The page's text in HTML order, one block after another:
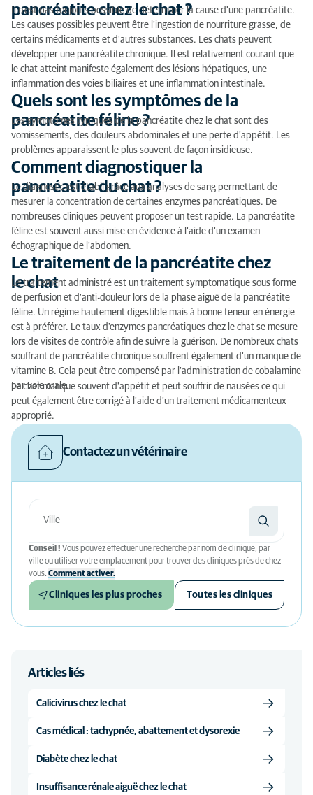
pancréatite chez le chat ?
Il n'est pas toujours possible de déterminer la cause d'une pancréatite.
Les causes possibles peuvent être l'ingestion de nourriture grasse, de
certains médicaments et d'autres substances. Les chats peuvent
développer une pancréatite chronique. Il est relativement courant que
le chat atteint manifeste également des lésions hépatiques, une
inflammation des voies biliaires et une inflammation intestinale.
Quels sont les symptômes de la
pancréatite féline ?
Les symptômes typiques de la pancréatite chez le chat sont des
vomissements, des douleurs abdominales et une perte d'appétit. Les
problèmes apparaissent le plus souvent de façon insidieuse.
Comment diagnostiquer la
pancréatite du chat ?
Le diagnostic est établi grâce aux analyses de sang permettant de
mesurer la concentration de certaines enzymes pancréatiques. De
nombreuses cliniques peuvent proposer un test rapide. La pancréatite
féline est souvent aussi mise en évidence à l'aide d'un examen
échographique de l'abdomen.
Le traitement de la pancréatite chez
le chat
Le traitement administré est un traitement symptomatique sous forme
de perfusion et d'anti-douleur lors de la phase aiguë de la pancréatite
féline. Un régime hautement digestible mais à bonne teneur en énergie
est à préférer. Le taux d'enzymes pancréatiques chez le chat se mesure
lors de visites de contrôle afin de suivre la guérison. De nombreux chats
souffrant de pancréatite chronique souffrent également d'un manque de
vitamine B. Cela peut être compensé par l'administration de cobalamine
par voie orale.
Le chat manque souvent d'appétit et peut souffrir de nausées ce qui
peut également être corrigé à l'aide d'un traitement médicamenteux
approprié.
Contactez un vétérinaire
Conseil ! Vous pouvez effectuer une recherche par nom de clinique, par
ville ou utiliser votre emplacement pour trouver des cliniques près de chez
vous. Comment activer.
Cliniques les plus proches Toutes les cliniques
Articles liés
Calicivirus chez le chat
Cas médical : tachypnée, abattement et dysorexie
Diabète chez le chat
Insuffisance rénale aiguë chez le chat